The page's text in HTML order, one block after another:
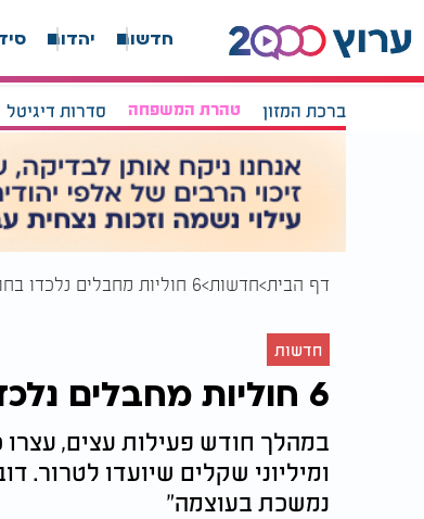
חדשות יהדות
ברכת המזון טהרת המשפחה סדרות דיגיטל
דף הבית חדשות 6 חוליות מחבלים נלכדו בחודש האחרון ביו"ש
חדשות
6 חוליות מחבלים נלכדו בחודש האחרון ביו"ש
ומיליוני שקלים שיועדו לטרור.
נמשכת בעוצמה"